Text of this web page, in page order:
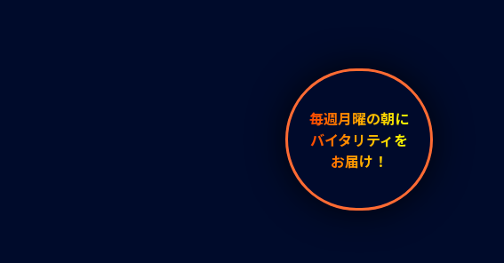
毎週月曜の朝に
バイタリティを
お届け！